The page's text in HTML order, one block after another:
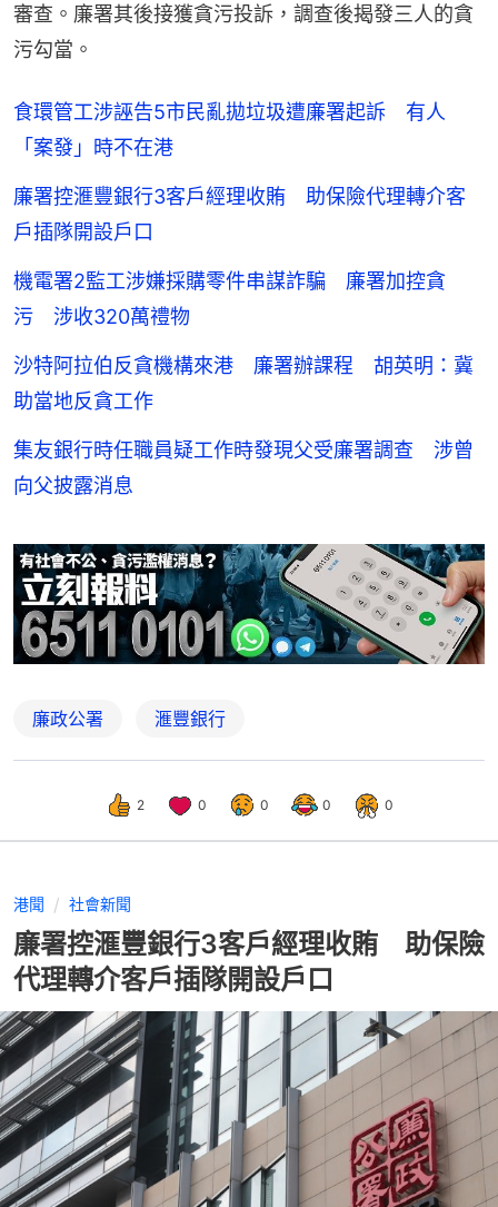
審查。廉署其後接獲貪污投訴，調查後揭發三人的貪
污勾當。
食環管工涉誣告5市民亂拋垃圾遭廉署起訴 有人
「案發」時不在港
廉署控滙豐銀行3客戶經理收賄 助保險代理轉介客
戶插隊開設戶口
機電署2監工涉嫌採購零件串謀詐騙 廉署加控貪
污 涉收320萬禮物
沙特阿拉伯反貪機構來港 廉署辦課程 胡英明：冀
助當地反貪工作
集友銀行時任職員疑工作時發現父受廉署調查 涉曾
向父披露消息
廉政公署 滙豐銀行
2 0 0 0 0
港聞 社會新聞
廉署控滙豐銀行3客戶經理收賄 助保險
代理轉介客戶插隊開設戶口